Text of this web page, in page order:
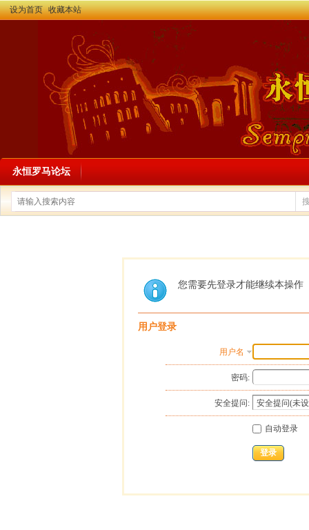
设为首页 收藏本站
永恒罗马论坛
您需要先登录才能继续本操作
用户登录
用户名
密码:
安全提问:
自动登录
登录